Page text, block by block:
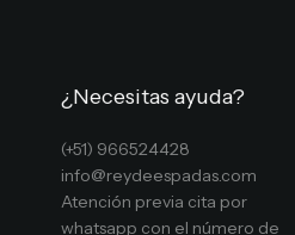
¿Necesitas ayuda?
(+51) 966524428
info@reydeespadas.com
Atención previa cita por
whatsapp con el número de